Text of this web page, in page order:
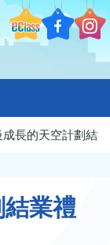
長的天空計劃結
結業禮